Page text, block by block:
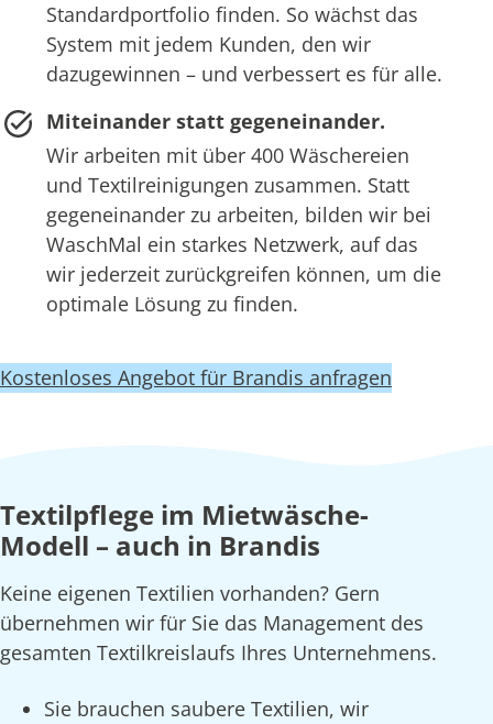
Standardportfolio finden. So wächst das
System mit jedem Kunden, den wir
dazugewinnen – und verbessert es für alle.
Miteinander statt gegeneinander.
Wir arbeiten mit über 400 Wäschereien
und Textilreinigungen zusammen. Statt
gegeneinander zu arbeiten, bilden wir bei
WaschMal ein starkes Netzwerk, auf das
wir jederzeit zurückgreifen können, um die
optimale Lösung zu finden.
Kostenloses Angebot für Brandis anfragen
Textilpflege im Mietwäsche-
Modell – auch in Brandis
Keine eigenen Textilien vorhanden? Gern
übernehmen wir für Sie das Management des
gesamten Textilkreislaufs Ihres Unternehmens.
Sie brauchen saubere Textilien, wir